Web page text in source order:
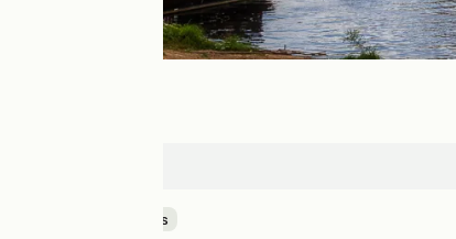
Au cœur des vignes